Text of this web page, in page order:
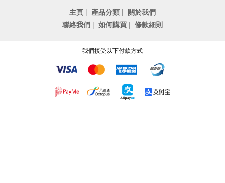
主頁 | 產品分類 | 關於我們
聯絡我們 | 如何購買 | 條款細則
我們接受以下付款方式